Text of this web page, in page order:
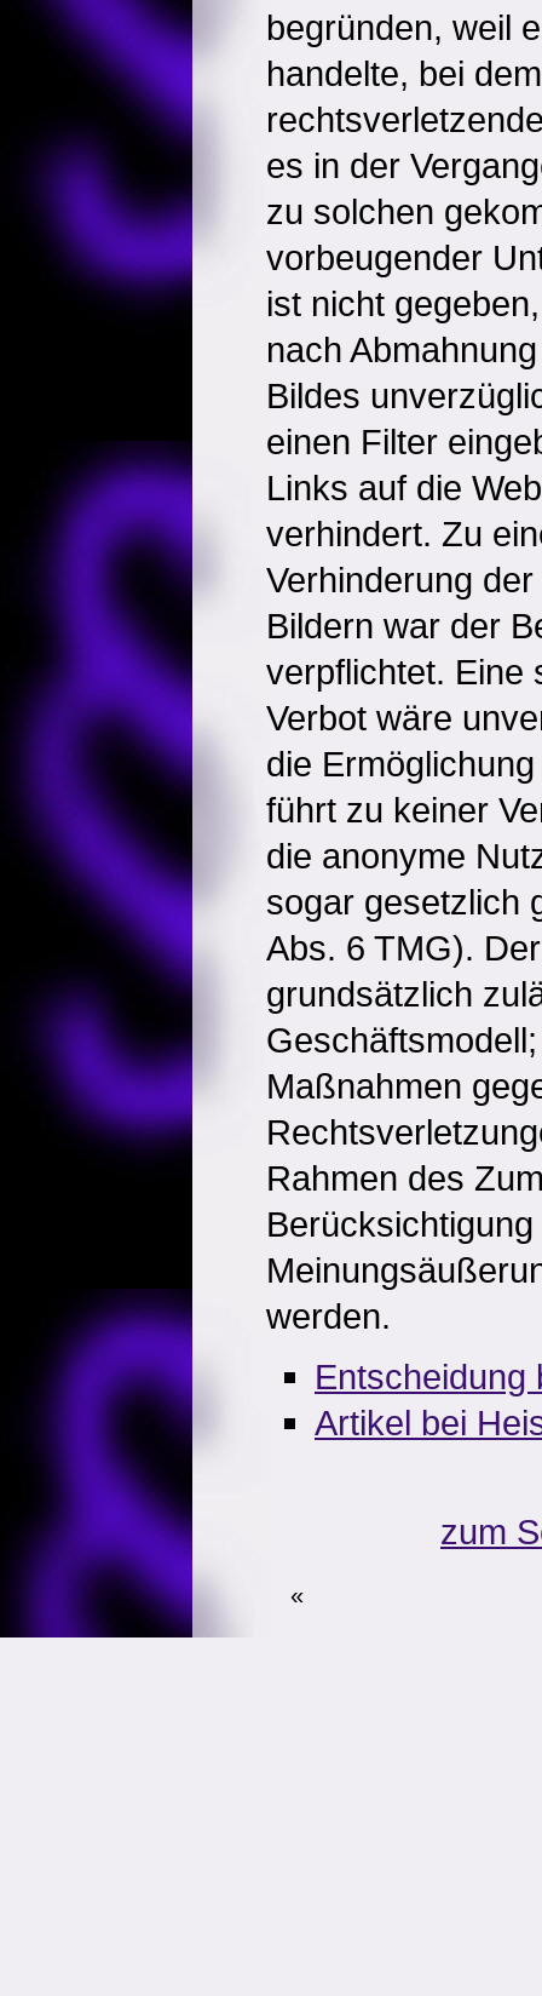
begründen, weil
handelte, bei
es in der
zu solchen
vorbeugender
ist nicht
nach
Bildes
einen Filter
Links auf die
verhindert. Zu
Verhinderung
Bildern war der
verpflichtet. Eine
Verbot wäre
die
führt zu keiner
die anonyme
sogar gesetzlich
Abs. 6 TMG).
grundsätzlich
Maßnahmen
Rahmen des
werden.
Entscheidung
Artikel bei
zum
«